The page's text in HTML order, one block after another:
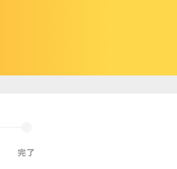
完了